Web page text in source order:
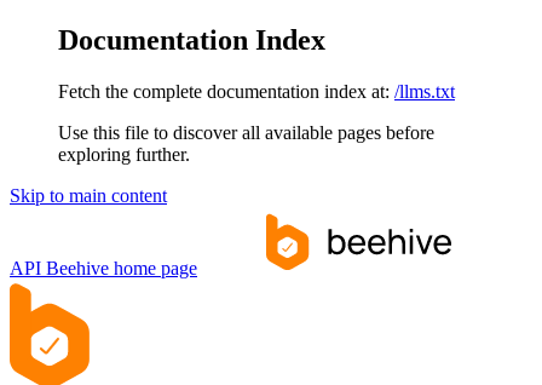
Documentation Index
Fetch the complete documentation index at: /llms.txt
Use this file to discover all available pages before
exploring further.
Skip to main content
API Beehive home page